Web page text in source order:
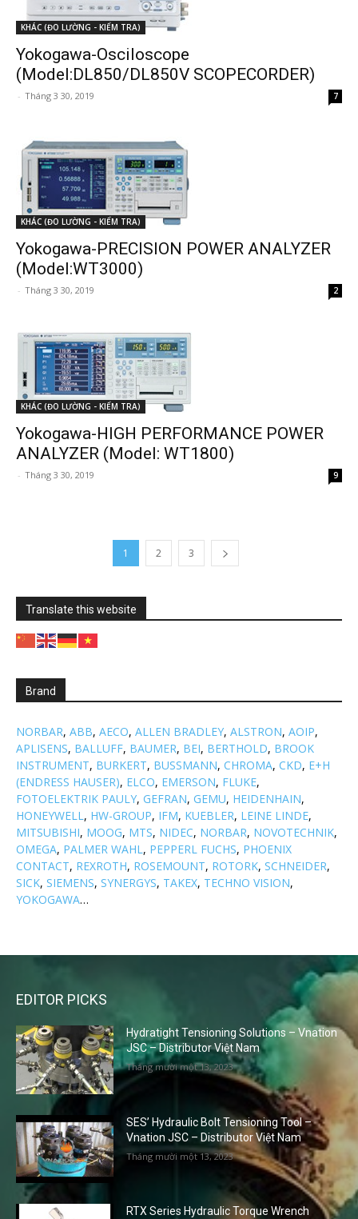
KHÁC (ĐO LƯỜNG - KIỂM TRA)
Yokogawa-Osciloscope
(Model:DL850/DL850V SCOPECORDER)
- Tháng 3 30, 2019 7
KHÁC (ĐO LƯỜNG - KIỂM TRA)
Yokogawa-PRECISION POWER ANALYZER
(Model:WT3000)
- Tháng 3 30, 2019 2
KHÁC (ĐO LƯỜNG - KIỂM TRA)
Yokogawa-HIGH PERFORMANCE POWER
ANALYZER (Model: WT1800)
- Tháng 3 30, 2019 9
1 2 3
Translate this website
Brand
NORBAR, ABB, AECO, ALLEN BRADLEY, ALSTRON, AOIP,
APLISENS, BALLUFF, BAUMER, BEI, BERTHOLD, BROOK
INSTRUMENT, BURKERT, BUSSMANN, CHROMA, CKD, E+H
(ENDRESS HAUSER), ELCO, EMERSON, FLUKE,
FOTOELEKTRIK PAULY, GEFRAN, GEMU, HEIDENHAIN,
HONEYWELL, HW-GROUP, IFM, KUEBLER, LEINE LINDE,
MITSUBISHI, MOOG, MTS, NIDEC, NORBAR, NOVOTECHNIK,
OMEGA, PALMER WAHL, PEPPERL FUCHS, PHOENIX
CONTACT, REXROTH, ROSEMOUNT, ROTORK, SCHNEIDER,
SICK, SIEMENS, SYNERGYS, TAKEX, TECHNO VISION,
YOKOGAWA…
EDITOR PICKS
Hydratight Tensioning Solutions – Vnation
JSC – Distributor Việt Nam
Tháng mười một 13, 2023
SES’ Hydraulic Bolt Tensioning Tool –
Vnation JSC – Distributor Việt Nam
Tháng mười một 13, 2023
RTX Series Hydraulic Torque Wrench